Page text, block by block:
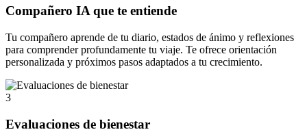
Compañero IA que te entiende
Tu compañero aprende de tu diario, estados de ánimo y reflexiones
para comprender profundamente tu viaje. Te ofrece orientación
personalizada y próximos pasos adaptados a tu crecimiento.
3
Evaluaciones de bienestar